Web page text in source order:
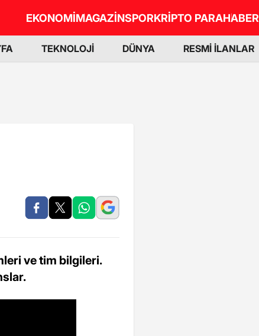
EKONOMİMAGAZİNSPORKRİPTO PARAHABER
TEKNOLOJİ DÜNYA RESMİ İLANLAR
ve tim bilgileri.